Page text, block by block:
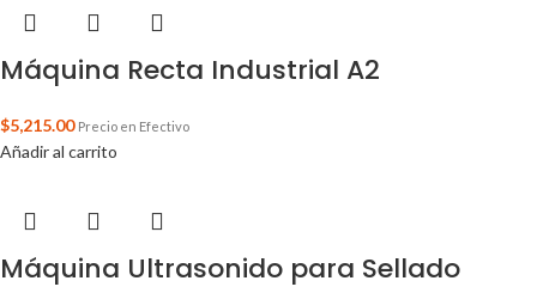
Máquina Recta Industrial A2
$5,215.00 Precio en Efectivo
Añadir al carrito
Máquina Ultrasonido para Sellado